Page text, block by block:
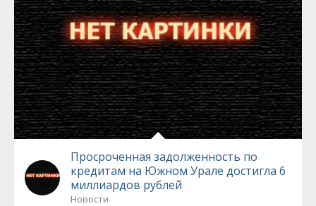
Просроченная задолженность по
кредитам на Южном Урале достигла 6
миллиардов рублей
Новости